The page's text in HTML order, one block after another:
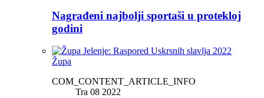
Nagrađeni najbolji sportaši u protekloj
godini
Župa
COM_CONTENT_ARTICLE_INFO
Tra 08 2022